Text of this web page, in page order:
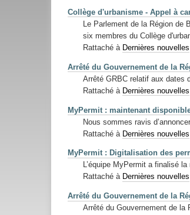
Collège d'urbanisme - Appel à
Le Parlement de la Région de
six membres du Collège
Rattaché à Dernières nouvelles
Arrêté du Gouvernement de la
Arrêté GRBC relatif aux dates
Rattaché à Dernières nouvelles
MyPermit : maintenant
Nous sommes ravis
Rattaché à Dernières nouvelles
MyPermit : Digitalisation des
L’équipe MyPermit a finalisé
Rattaché à Dernières nouvelles
Arrêté du Gouvernement de la
Arrêté du Gouvernement de la